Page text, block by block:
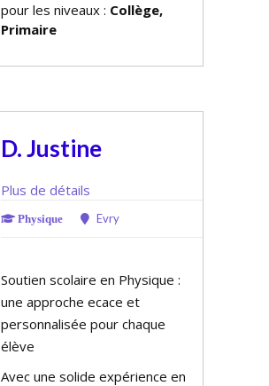
pour les niveaux : Collège,
Primaire
D. Justine
Plus de détails
Physique Evry
Soutien scolaire en Physique :
une approche efficace et
personnalisée pour chaque
élève
Avec une solide expérience en